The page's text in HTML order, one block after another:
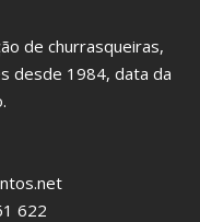
de churrasqueiras,
desde 1984, data da
622